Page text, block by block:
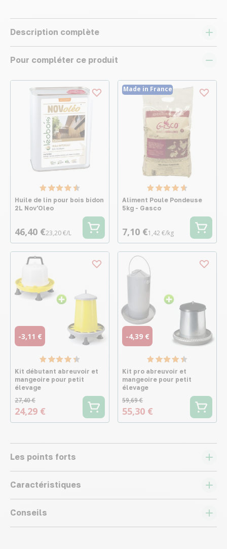
Description complète
Pour compléter ce produit
Huile de lin pour bois bidon
2L Nov'Oleo
46,40 €23,20 €/L
Made in France
Aliment Poule Pondeuse
5kg - Gasco
7,10 €1,42 €/kg
-3,11 €
Kit débutant abreuvoir et
mangeoire pour petit
élevage
27,40 €
24,29 €
-4,39 €
Kit pro abreuvoir et
mangeoire pour petit
élevage
59,69 €
55,30 €
Les points forts
Caractéristiques
Conseils